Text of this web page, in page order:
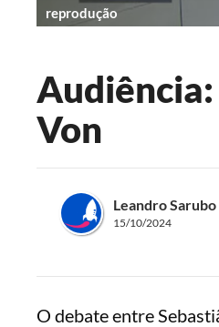
reprodução
Von
Leandro Sarubo
15/10/2024
O debate entre